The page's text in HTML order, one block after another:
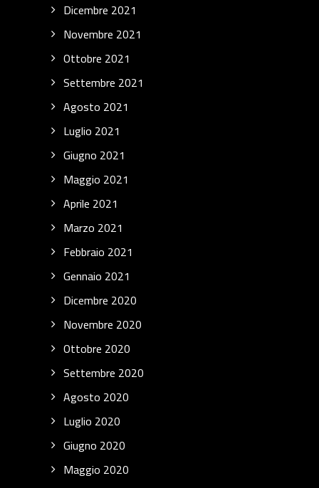
Dicembre 2021
Novembre 2021
Ottobre 2021
Settembre 2021
Agosto 2021
Luglio 2021
Giugno 2021
Maggio 2021
Aprile 2021
Marzo 2021
Febbraio 2021
Gennaio 2021
Dicembre 2020
Novembre 2020
Ottobre 2020
Settembre 2020
Agosto 2020
Luglio 2020
Giugno 2020
Maggio 2020